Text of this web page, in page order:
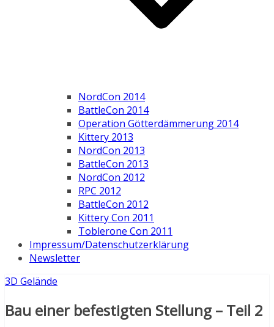
NordCon 2014
BattleCon 2014
Operation Götterdämmerung 2014
Kittery 2013
NordCon 2013
BattleCon 2013
NordCon 2012
RPC 2012
BattleCon 2012
Kittery Con 2011
Toblerone Con 2011
Impressum/Datenschutzerklärung
Newsletter
3D Gelände
Bau einer befestigten Stellung – Teil 2